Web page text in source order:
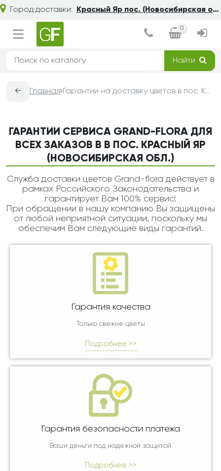
Город доставки: Красный Яр пос. (Новосибирская обл.)
0
Найти
← Главная Гарантии на доставку цветов в пос. Красный Яр (Новосибирская обл.) — Grand-Flora
ГАРАНТИИ СЕРВИСА GRAND-FLORA ДЛЯ
ВСЕХ ЗАКАЗОВ В В ПОС. КРАСНЫЙ ЯР
(НОВОСИБИРСКАЯ ОБЛ.)
Служба доставки цветов Grand-flora действует в
рамках Российского Законодательства и
гарантирует Вам 100% сервис!
При обращении в нашу компанию Вы защищены
от любой неприятной ситуации, поскольку мы
обеспечим Вам следующие виды гарантий.
Гарантия качества
Только свежие цветы
Подробнее >>
Гарантия безопасности платежа
Ваши деньги под надежной защитой
Подробнее >>